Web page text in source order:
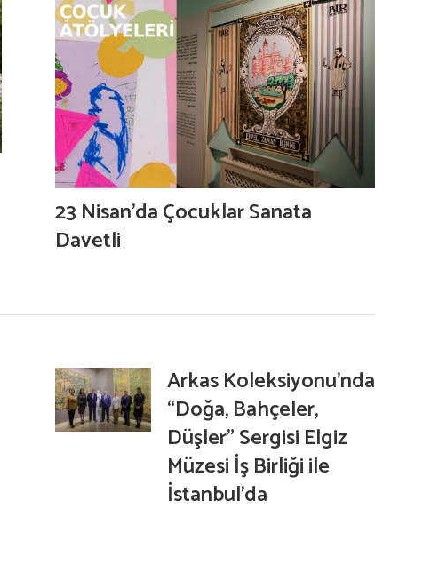
23 Nisan’da Çocuklar Sanata
Davetli
Arkas Koleksiyonu’nda
“Doğa, Bahçeler,
Düşler” Sergisi Elgiz
Müzesi İş Birliği ile
İstanbul’da